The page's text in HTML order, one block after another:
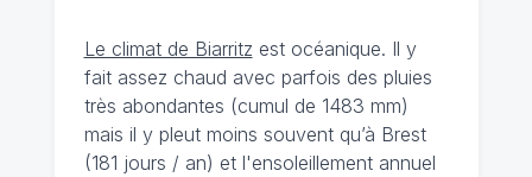
Le climat de Biarritz est océanique. Il y
fait assez chaud avec parfois des pluies
très abondantes (cumul de 1483 mm)
mais il y pleut moins souvent qu’à Brest
(181 jours / an) et l'ensoleillement annuel